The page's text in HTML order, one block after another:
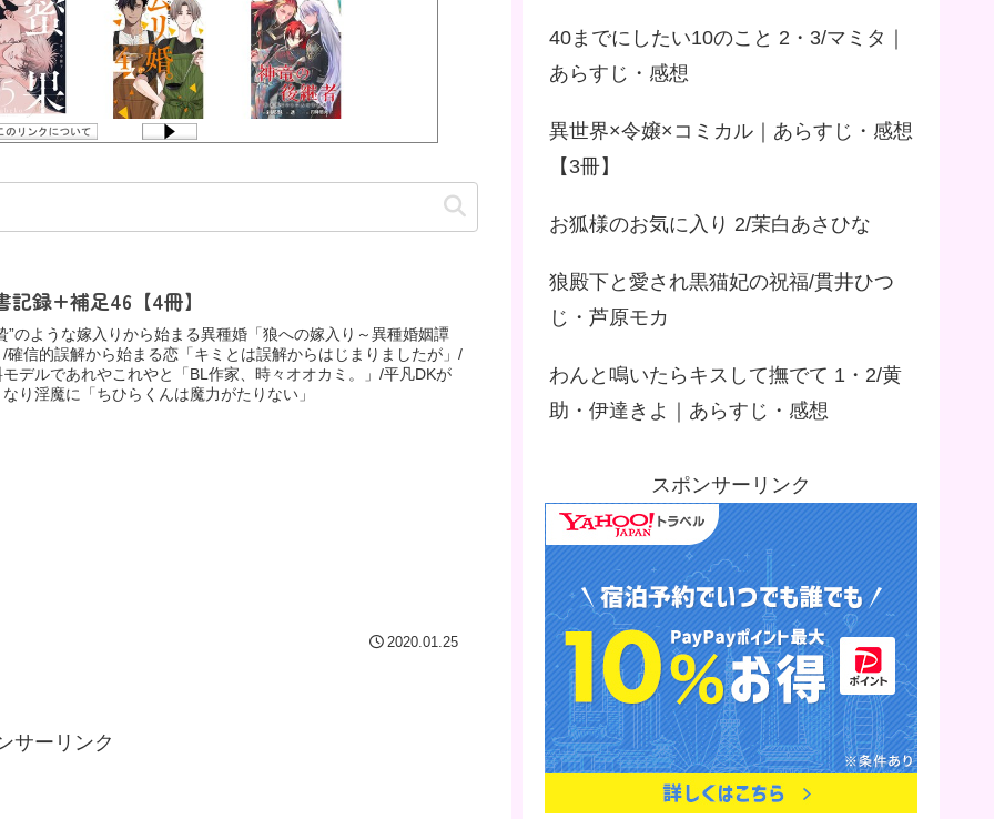
記録+補足46【4冊】
”のような嫁入りから始まる異種婚「狼への嫁入り～異種婚姻譚
/確信的誤解から始まる恋「キミとは誤解からはじまりましたが」/
モデルであれやこれやと「BL作家、時々オオカミ。」/平凡DKが
り淫魔に「ちひらくんは魔力がたりない」
2020.01.25
サーリンク
40までにしたい10のこと 2・3/マミタ｜
あらすじ・感想
異世界×令嬢×コミカル｜あらすじ・感想
【3冊】
お狐様のお気に入り 2/茉白あさひな
狼殿下と愛され黒猫妃の祝福/貫井ひつ
じ・芦原モカ
わんと鳴いたらキスして撫でて 1・2/黄
助・伊達きよ｜あらすじ・感想
スポンサーリンク